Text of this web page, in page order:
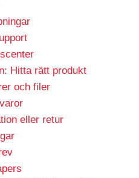
Hitta rätt produkt
och filer
eller retur